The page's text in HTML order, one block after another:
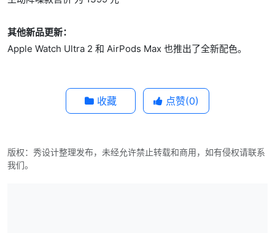
其他新品更新：
Apple Watch Ultra 2 和 AirPods Max 也推出了全新配色。
收藏 点赞(0)
版权：秀设计整理发布，未经允许禁止转载和商用，如有侵权请联系
我们。